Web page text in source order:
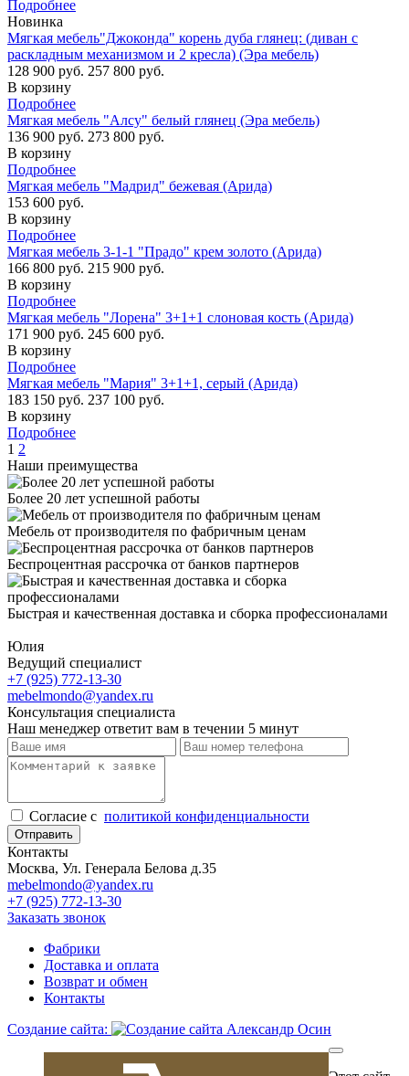
Подробнее
Новинка
Мягкая мебель"Джоконда" корень дуба глянец: (диван с
раскладным механизмом и 2 кресла) (Эра мебель)
128 900 руб. 257 800 руб.
В корзину
Подробнее
Мягкая мебель "Алсу" белый глянец (Эра мебель)
136 900 руб. 273 800 руб.
В корзину
Подробнее
Мягкая мебель "Мадрид" бежевая (Арида)
153 600 руб.
В корзину
Подробнее
Мягкая мебель 3-1-1 "Прадо" крем золото (Арида)
166 800 руб. 215 900 руб.
В корзину
Подробнее
Мягкая мебель "Лорена" 3+1+1 слоновая кость (Арида)
171 900 руб. 245 600 руб.
В корзину
Подробнее
Мягкая мебель "Мария" 3+1+1, серый (Арида)
183 150 руб. 237 100 руб.
В корзину
Подробнее
1 2
Наши преимущества
Более 20 лет успешной работы
Мебель от производителя по фабричным ценам
Беспроцентная рассрочка от банков партнеров
Быстрая и качественная доставка и сборка профессионалами
Юлия
Ведущий специалист
+7 (925) 772-13-30
mebelmondo@yandex.ru
Консультация специалиста
Наш менеджер ответит вам в течении 5 минут
Cогласие с политикой конфиденциальности
Отправить
Контакты
Москва, Ул. Генерала Белова д.35
mebelmondo@yandex.ru
+7 (925) 772-13-30
Заказать звонок
Фабрики
Доставка и оплата
Возврат и обмен
Контакты
Создание сайта: